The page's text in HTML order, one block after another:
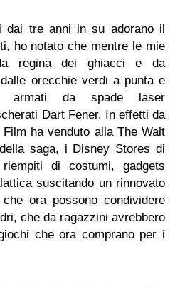
dai tre anni in su adorano il
ho notato che mentre le mie
regina dei ghiacci e da
orecchie verdi a punta e
armati da spade laser
Dart Fener. In effetti da
ha venduto alla The Walt
della saga, i Disney Stores di
di costumi, gadgets
suscitando un rinnovato
ora possono condividere
che da ragazzini avrebbero
che ora comprano per i